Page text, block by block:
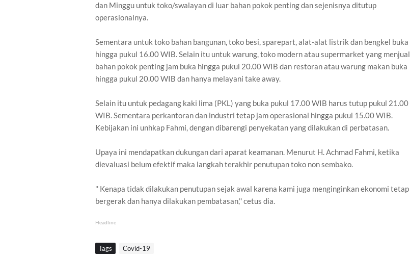
dan Minggu untuk toko/swalayan di luar bahan pokok penting dan sejenisnya ditutup
operasionalnya.
Sementara untuk toko bahan bangunan, toko besi, sparepart, alat-alat listrik dan bengkel buka
hingga pukul 16.00 WIB. Selain itu untuk warung, toko modern atau supermarket yang menjual
bahan pokok penting jam buka hingga pukul 20.00 WIB dan restoran atau warung makan buka
hingga pukul 20.00 WIB dan hanya melayani take away.
Selain itu untuk pedagang kaki lima (PKL) yang buka pukul 17.00 WIB harus tutup pukul 21.00
WIB. Sementara perkantoran dan industri tetap jam operasional hingga pukul 15.00 WIB.
Kebijakan ini unhkap Fahmi, dengan dibarengi penyekatan yang dilakukan di perbatasan.
Upaya ini mendapatkan dukungan dari aparat keamanan. Menurut H. Achmad Fahmi, ketika
dievaluasi belum efektif maka langkah terakhir penutupan toko non sembako.
'' Kenapa tidak dilakukan penutupan sejak awal karena kami juga menginginkan ekonomi tetap
bergerak dan hanya dilakukan pembatasan,'' cetus dia.
Headline
Tags Covid-19